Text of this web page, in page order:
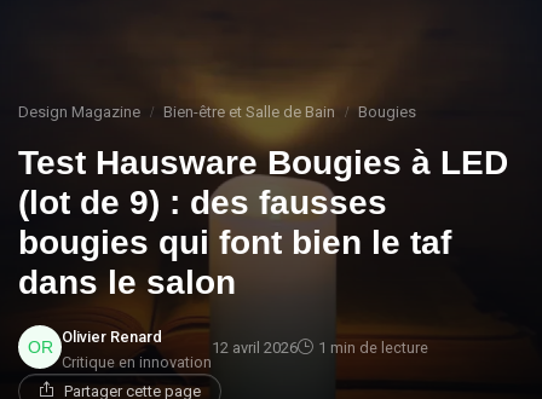
Design Magazine Bien-être et Salle de Bain Bougies
Test Hausware Bougies à LED
(lot de 9) : des fausses
bougies qui font bien le taf
dans le salon
Olivier Renard
Critique en innovation
12 avril 2026 1 min de lecture
Partager cette page